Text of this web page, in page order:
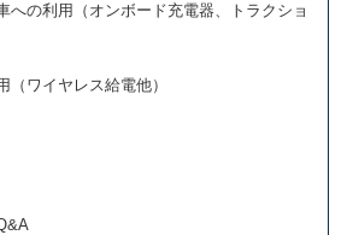
の利用（オンボード充電器、トラクショ
ワイヤレス給電他）